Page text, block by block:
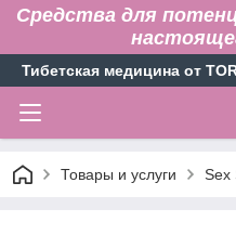
Средства для
Тибетская медицина от
Товары и услуги Sex